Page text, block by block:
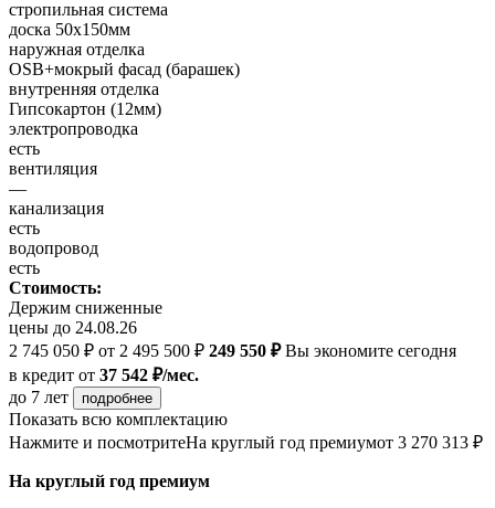
стропильная система
доска 50х150мм
наружная отделка
OSB+мокрый фасад (барашек)
внутренняя отделка
Гипсокартон (12мм)
электропроводка
есть
вентиляция
—
канализация
есть
водопровод
есть
Стоимость:
Держим сниженные
цены до 24.08.26
2 745 050 ₽ от 2 495 500 ₽ 249 550 ₽Вы экономите сегодня
в кредит от 37 542 ₽/мес.
до 7 лет
подробнее
Показать всю комплектацию
Нажмите и посмотритеНа круглый год премиумот 3 270 313 ₽
На круглый год премиум